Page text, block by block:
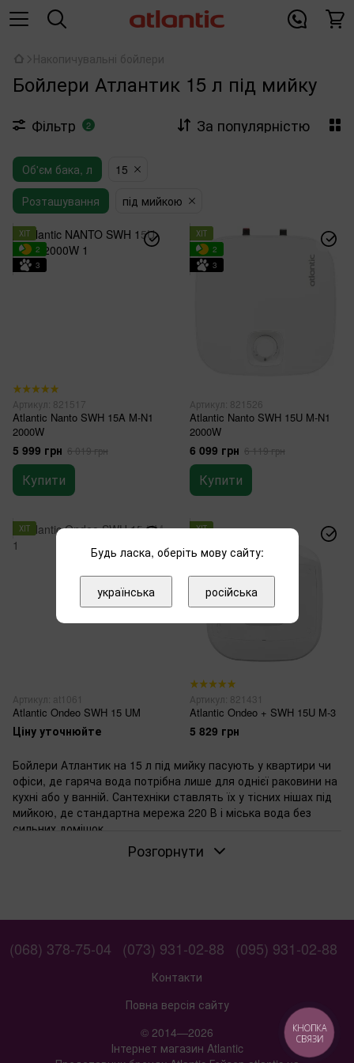
Накопичувальні бойлери
Бойлери Атлантик 15 л під мийку
Фільтр 2 За популярністю
Об'єм бака, л
15
Розташування
під мийкою
ХІТ
2
3
Артикул: 821517
Atlantic Nanto SWH 15A M-N1
2000W
5 999 грн 6 019 грн
Купити
ХІТ
2
3
Артикул: 821526
Atlantic Nanto SWH 15U M-N1
2000W
6 099 грн 6 119 грн
Купити
ХІТ
Артикул: at1061
Atlantic Ondeo SWH 15 UM
Ціну уточнюйте
ХІТ
3
Артикул: 821431
Atlantic Ondeo + SWH 15U M-3
5 829 грн
Бойлери Атлантик на 15 л під мийку пасують у квартири чи
офіси, де гаряча вода потрібна лише для однієї раковини на
кухні або у ванній. Сантехніки ставлять їх у тісних нішах під
мийкою, де стандартна мережа 220 В і міська вода без
сильних домішок.
Коли потрібен бойлер під мийку на 15 літрів
для великих агрегатів. Якщо користуєтеся мийкою поодинці
Для яких умов підходить верхня підводка
Верхня підводка полегшує монтаж під раковиною з трубами
зверху. Цей тип підходить, коли ніша глибока, але вузька —
труби не перетинаються з бойлером. У старих будинках з
жорсткою фіксацією труб сантехніки обирають саме такі
Розгорнути
(068) 378-75-04 (073) 931-02-88 (095) 931-02-88
Контакти
Повна версія сайту
© 2014—2026
Інтернет магазин Atlantic
КНОПКА
СВЯЗИ
Будь ласка, оберіть мову сайту:
українська російська